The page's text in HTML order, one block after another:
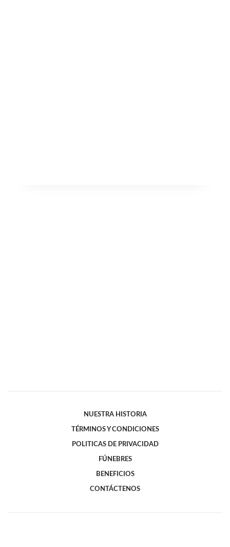
NUESTRA HISTORIA
TÉRMINOS Y CONDICIONES
POLITICAS DE PRIVACIDAD
FÚNEBRES
BENEFICIOS
CONTÁCTENOS